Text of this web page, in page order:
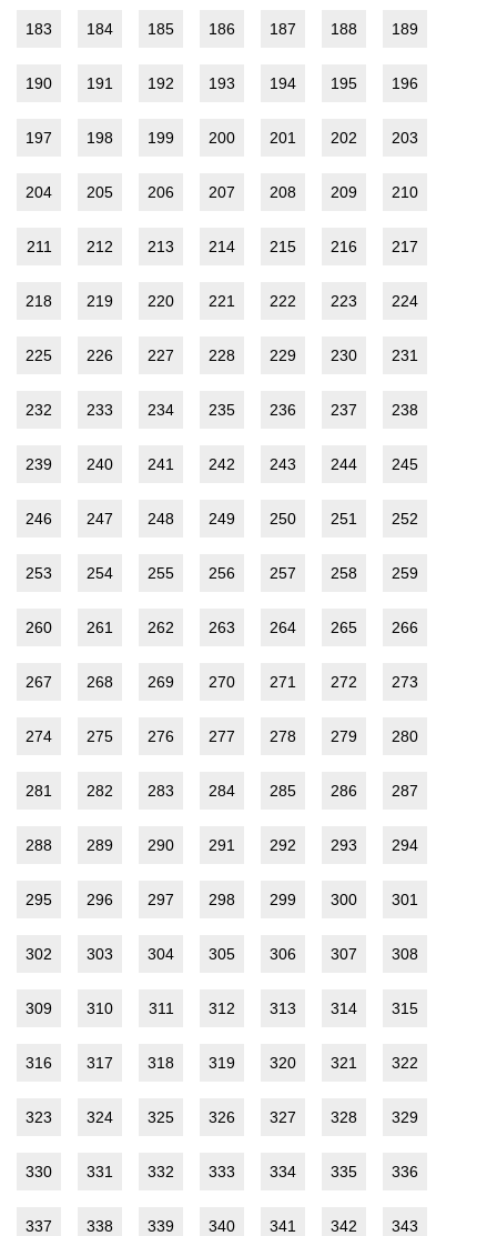
183 184 185 186 187 188 189
190 191 192 193 194 195 196
197 198 199 200 201 202 203
204 205 206 207 208 209 210
211 212 213 214 215 216 217
218 219 220 221 222 223 224
225 226 227 228 229 230 231
232 233 234 235 236 237 238
239 240 241 242 243 244 245
246 247 248 249 250 251 252
253 254 255 256 257 258 259
260 261 262 263 264 265 266
267 268 269 270 271 272 273
274 275 276 277 278 279 280
281 282 283 284 285 286 287
288 289 290 291 292 293 294
295 296 297 298 299 300 301
302 303 304 305 306 307 308
309 310 311 312 313 314 315
316 317 318 319 320 321 322
323 324 325 326 327 328 329
330 331 332 333 334 335 336
337 338 339 340 341 342 343